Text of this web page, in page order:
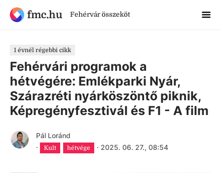
fmc.hu Fehérvár összeköt
1 évnél régebbi cikk
Fehérvári programok a
hétvégére: Emlékparki Nyár,
Szárazréti nyárköszöntő piknik,
Képregényfesztivál és F1 - A film
Pál Loránd
·
Kult hétvége · 2025. 06. 27., 08:54